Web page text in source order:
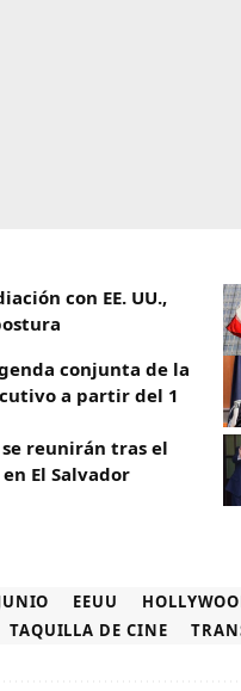
con EE. UU.,
conjunta de la
a partir del 1
reunirán tras el
El Salvador
EEUU
TAQUILLA DE CINE